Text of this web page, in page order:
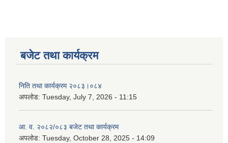
बजेट तथा कार्यक्रम
निति तथा कार्यक्रम २०८३।०८४
अपलोड: Tuesday, July 7, 2026 - 11:15
आ. व. २०८२/०८३ बजेट तथा कार्यक्रम
अपलोड: Tuesday, October 28, 2025 - 14:09